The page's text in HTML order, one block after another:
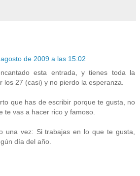
de 2009 a las 15:02
esta entrada, y tienes toda la
los 27 (casi) y no pierdo la esperanza.
que has de escribir porque te gusta, no
te vas a hacer rico y famoso.
una vez: Si trabajas en lo que te gusta,
día del año.